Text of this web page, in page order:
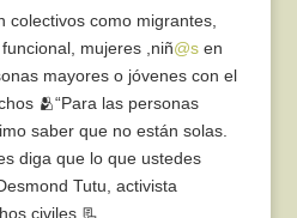
como migrantes,
mujeres ,niñ@sen
mayores o jóvenes con el
🫂“Para las personas
saber que no están solas.
diga que lo que ustedes
Tutu, activista
civiles 📃